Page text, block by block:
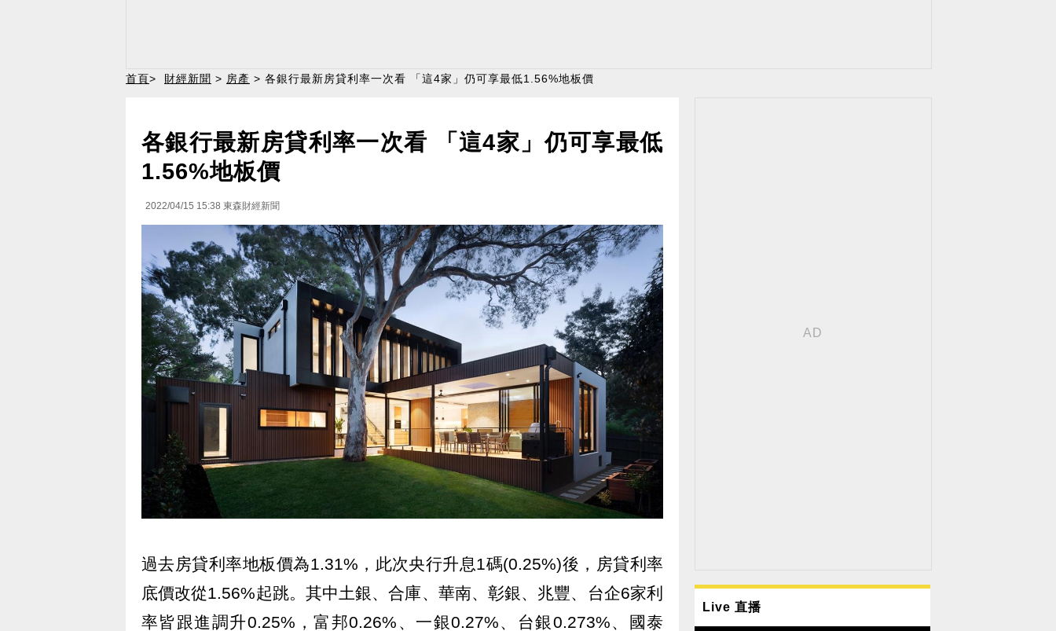
首頁> 財經新聞 > 房產 > 各銀行最新房貸利率一次看 「這4家」仍可享最低1.56%地板價
各銀行最新房貸利率一次看 「這4家」仍可享最低
1.56%地板價
2022/04/15 15:38 東森財經新聞
過去房貸利率地板價為1.31%，此次央行升息1碼(0.25%)後，房貸利率
底價改從1.56%起跳。其中土銀、合庫、華南、彰銀、兆豐、台企6家利
率皆跟進調升0.25%，富邦0.26%、一銀0.27%、台銀0.273%、國泰
Live 直播